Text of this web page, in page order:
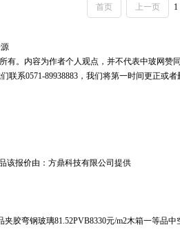
首页 上一页 1
有。内容为作者个人观点，并不代表中玻网
系0571-89938883，我们将第一时间更正或者
该报价由：方鼎科技有限公司提供
胶弯钢玻璃81.52PVB8330元/m2木箱一等品中